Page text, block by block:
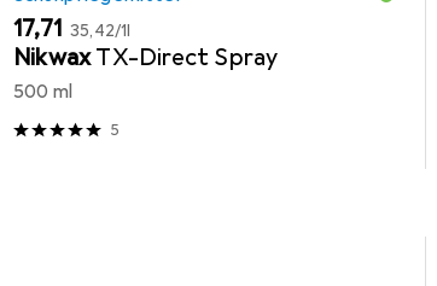
EUR
17,71 EUR
35,42/1l
NikwaxTX-Direct Spray
500 ml
5